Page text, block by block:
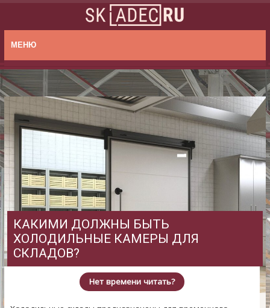
МЕНЮ
КАКИМИ ДОЛЖНЫ БЫТЬ
ХОЛОДИЛЬНЫЕ КАМЕРЫ ДЛЯ
СКЛАДОВ?
Нет времени читать?